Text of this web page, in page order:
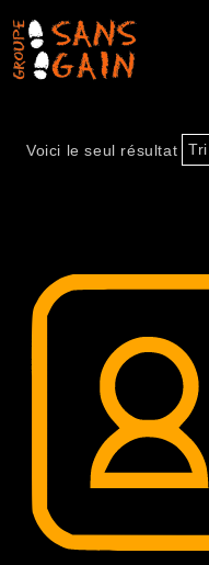
Voici le seul résultat